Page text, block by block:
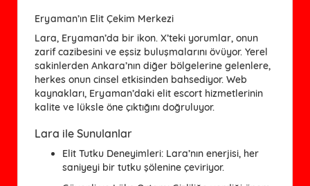
Eryaman’ın Elit Çekim Merkezi
Lara, Eryaman’da bir ikon. X’teki yorumlar, onun
zarif cazibesini ve eşsiz buluşmalarını övüyor. Yerel
sakinlerden Ankara’nın diğer bölgelerine gelenlere,
herkes onun cinsel etkisinden bahsediyor. Web
kaynakları, Eryaman’daki elit escort hizmetlerinin
kalite ve lüksle öne çıktığını doğruluyor.
Lara ile Sunulanlar
Elit Tutku Deneyimleri: Lara’nın enerjisi, her
saniyeyi bir tutku şölenine çeviriyor.